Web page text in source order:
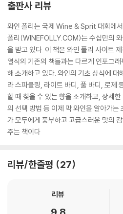
로제 와인
라이트 바디 레드 와인
가메
피노누아
미디엄 바디 레드 와인
바르베라
까베르네 프랑
까리냥
까르메네르
그르나쉬
멘시아
몬테풀치아노
발폴리첼라 블렌드
출판사 리뷰
와인 폴리는 국제 Wine & Sprit 대회에
폴리(WINEFOLLY.COM)는 수십만의
을 받고 있다. 이 책은 와인 폴리 사이트
열식의 기존의 책들과는 다르게 인포그
해 소개하고 있다. 와인의 기초 상식에
라 스파클링, 라이트 바디, 풀 바디, 로제
할 때 찾을 수 있는 향을 소개하고, 상세
의 선택 방법 등 이제 막 와인을 알아가는
가 모두에게 풍부하고 고급스러운 맛의
주는 책이다
리뷰/한줄평 27
리뷰